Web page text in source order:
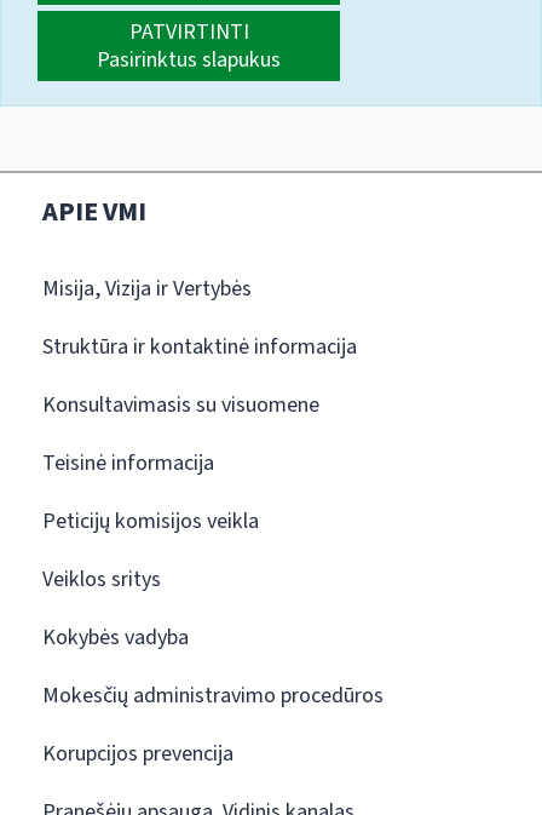
PATVIRTINTI
Pasirinktus slapukus
APIE VMI
Misija, Vizija ir Vertybės
Struktūra ir kontaktinė informacija
Konsultavimasis su visuomene
Teisinė informacija
Peticijų komisijos veikla
Veiklos sritys
Kokybės vadyba
Mokesčių administravimo procedūros
Korupcijos prevencija